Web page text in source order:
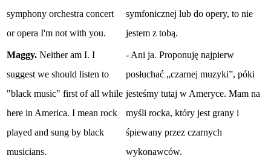
symphony orchestra concert
or opera I'm not with you.
symfonicznej lub do opery, to nie
jestem z tobą.
Maggy. Neither am I. I
suggest we should listen to
"black music" first of all while
here in America. I mean rock
played and sung by black
musicians.
- Ani ja. Proponuję najpierw
posłuchać „czarnej muzyki”, póki
jesteśmy tutaj w Ameryce. Mam na
myśli rocka, który jest grany i
śpiewany przez czarnych
wykonawców.